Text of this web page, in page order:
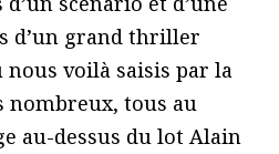
d’un grand thriller
nous voilà saisis par la
nombreux, tous au
au-dessus du lot Alain